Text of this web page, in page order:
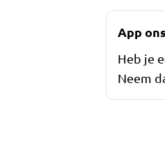
App
Heb je
Neem